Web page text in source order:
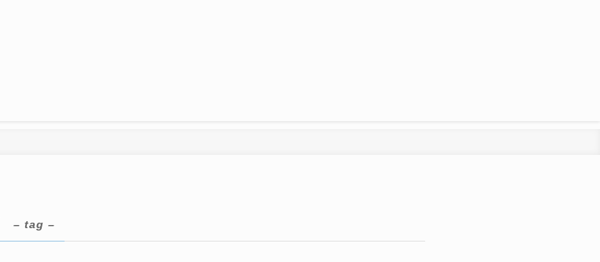
– tag –